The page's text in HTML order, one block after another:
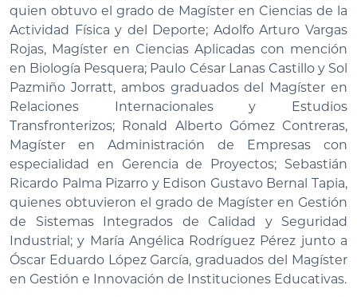
quien obtuvo el grado de Magíster en Ciencias de la
Actividad Física y del Deporte; Adolfo Arturo Vargas
Rojas, Magíster en Ciencias Aplicadas con mención
en Biología Pesquera; Paulo César Lanas Castillo y Sol
Pazmiño Jorratt, ambos graduados del Magíster en
Relaciones Internacionales y Estudios
Transfronterizos; Ronald Alberto Gómez Contreras,
Magíster en Administración de Empresas con
especialidad en Gerencia de Proyectos; Sebastián
Ricardo Palma Pizarro y Edison Gustavo Bernal Tapia,
quienes obtuvieron el grado de Magíster en Gestión
de Sistemas Integrados de Calidad y Seguridad
Industrial; y María Angélica Rodríguez Pérez junto a
Óscar Eduardo López García, graduados del Magíster
en Gestión e Innovación de Instituciones Educativas.